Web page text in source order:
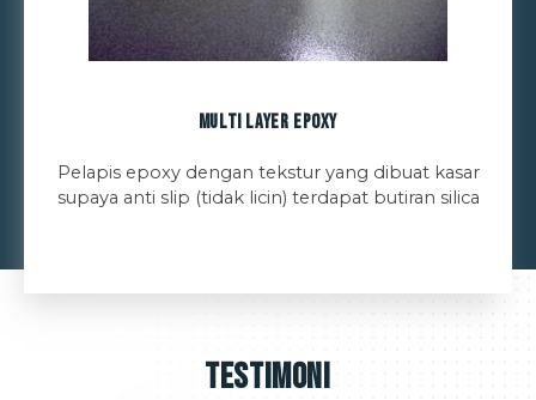
Multi Layer Epoxy
Pelapis epoxy dengan tekstur yang dibuat kasar
supaya anti slip (tidak licin) terdapat butiran silica
Testimoni